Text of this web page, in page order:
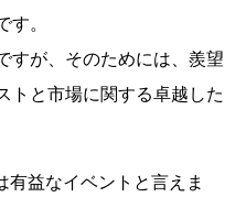
。
すが、そのためには、羨望
トと市場に関する卓越した
益なイベントと言えま